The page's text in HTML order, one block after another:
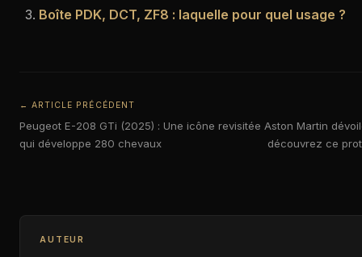
Boîte PDK, DCT, ZF8 : laquelle pour quel usage ?
← ARTICLE PRÉCÉDENT
Peugeot E-208 GTi (2025) : Une icône revisitée
qui développe 280 chevaux
Aston Martin
découvrez ce
AUTEUR